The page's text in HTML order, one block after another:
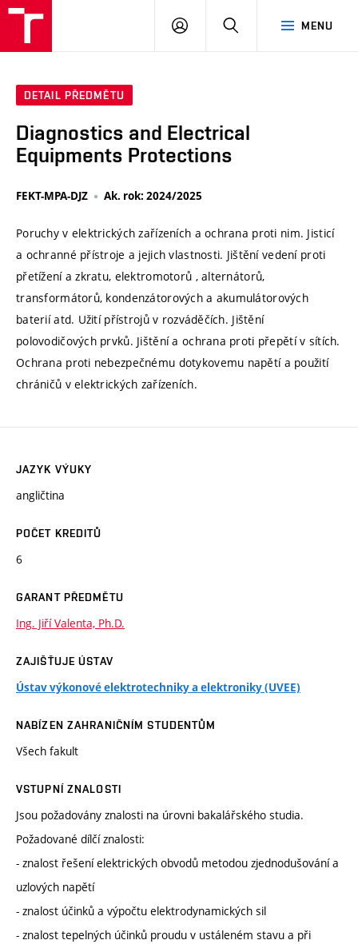
MENU
PŘIHLÁSIT
DETAIL PŘEDMĚTU
Diagnostics and Electrical
Equipments Protections
FEKT-MPA-DJZ Ak. rok: 2024/2025
Poruchy v elektrických zařízeních a ochrana proti nim. Jisticí
a ochranné přístroje a jejich vlastnosti. Jištění vedení proti
přetížení a zkratu, elektromotorů , alternátorů,
transformátorů, kondenzátorových a akumulátorových
baterií atd. Užití přístrojů v rozváděčích. Jištění
polovodičových prvků. Jištění a ochrana proti přepětí v sítích.
Ochrana proti nebezpečnému dotykovemu napětí a použití
chráničů v elektrických zařízeních.
JAZYK VÝUKY
angličtina
POČET KREDITŮ
6
GARANT PŘEDMĚTU
Ing. Jiří Valenta, Ph.D.
ZAJIŠŤUJE ÚSTAV
Ústav výkonové elektrotechniky a elektroniky (UVEE)
NABÍZEN ZAHRANIČNÍM STUDENTŮM
Všech fakult
VSTUPNÍ ZNALOSTI
Jsou požadovány znalosti na úrovni bakalářského studia.
Požadované dílčí znalosti:
- znalost řešení elektrických obvodů metodou zjednodušování a
uzlových napětí
- znalost účinků a výpočtu elektrodynamických sil
- znalost tepelných účinků proudu v ustáleném stavu a při